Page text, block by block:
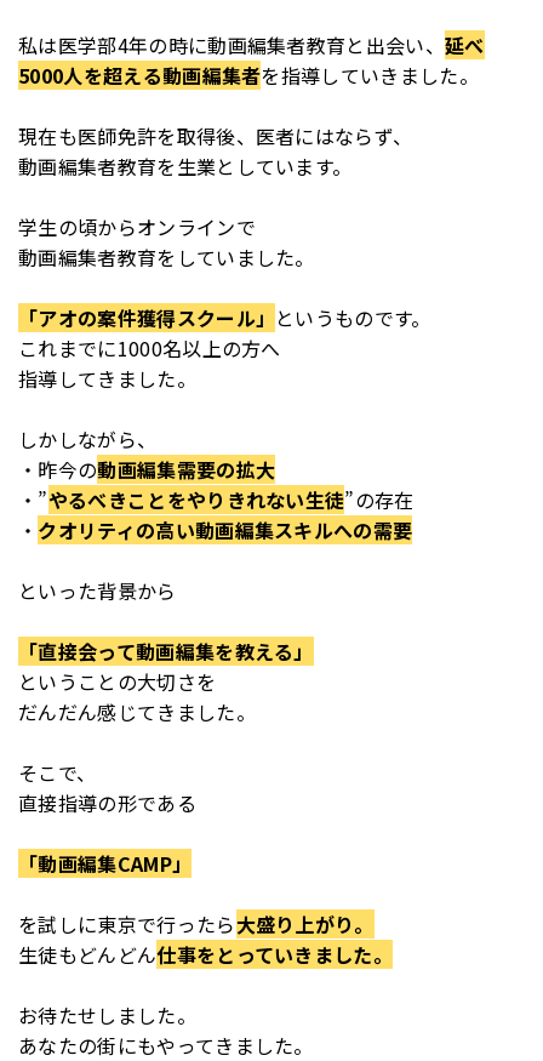
私は医学部4年の時に動画編集者教育と出会い、延べ
5000人を超える動画編集者を指導していきました。
現在も医師免許を取得後、医者にはならず、
動画編集者教育を生業としています。
学生の頃からオンラインで
動画編集者教育をしていました。
「アオの案件獲得スクール」 というものです。
これまでに1000名以上の方へ
指導してきました。
しかしながら、
・昨今の動画編集需要の拡大
・”やるべきことをやりきれない生徒”の存在
・ クオリティの高い動画編集スキルへの需要
といった背景から
「直接会って動画編集を教える」
ということの大切さを
だんだん感じてきました。
そこで、
直接指導の形である
「動画編集CAMP」
を試しに東京で行ったら大盛り上がり。
生徒もどんどん仕事をとっていきました。
お待たせしました。
あなたの街にもやってきました。